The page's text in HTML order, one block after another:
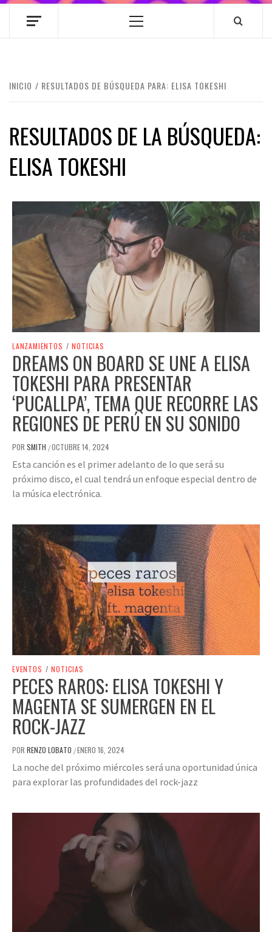
Menú
INICIO RESULTADOS DE BÚSQUEDA PARA: ELISA TOKESHI
RESULTADOS DE LA BÚSQUEDA:
ELISA TOKESHI
LANZAMIENTOS / NOTICIAS
DREAMS ON BOARD SE UNE A ELISA
TOKESHI PARA PRESENTAR
‘PUCALLPA’, TEMA QUE RECORRE LAS
REGIONES DE PERÚ EN SU SONIDO
POR SMITH /OCTUBRE 14, 2024
Esta canción es el primer adelanto de lo que será su
próximo disco, el cual tendrá un enfoque especial dentro de
la música electrónica.
EVENTOS / NOTICIAS
PECES RAROS: ELISA TOKESHI Y
MAGENTA SE SUMERGEN EN EL
ROCK-JAZZ
POR RENZO LOBATO /ENERO 16, 2024
La noche del próximo miércoles será una oportunidad única
para explorar las profundidades del rock-jazz